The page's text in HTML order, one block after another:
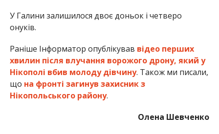
У Галини залишилося двоє доньок і четверо
онуків.
Раніше Інформатор опублікував відео перших
хвилин після влучання ворожого дрону, який у
Нікополі вбив молоду дівчину. Також ми писали,
що на фронті загинув захисник з
Нікопольського району.
Олена Шевченко